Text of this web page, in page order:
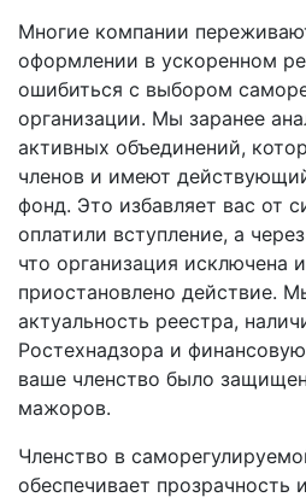
Многие компании
оформлении в ускоренном
ошибиться с выбором
организации. Мы заранее
активных объединений,
членов и имеют
фонд. Это избавляет вас от
оплатили вступление, а
что организация исключена
приостановлено действие.
актуальность реестра,
Ростехнадзора и
ваше членство было
мажоров.
Членство в
обеспечивает прозрачность